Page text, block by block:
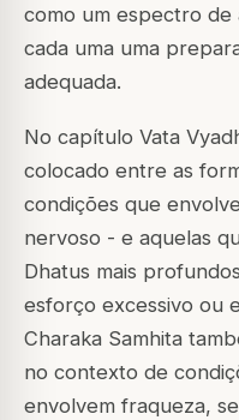
como um espectro de
cada uma uma
adequada.
No capítulo Vata
colocado entre as
condições que
nervoso - e aquelas
Dhatus mais
esforço excessivo ou
Charaka Samhita
no contexto de
envolvem fraqueza,